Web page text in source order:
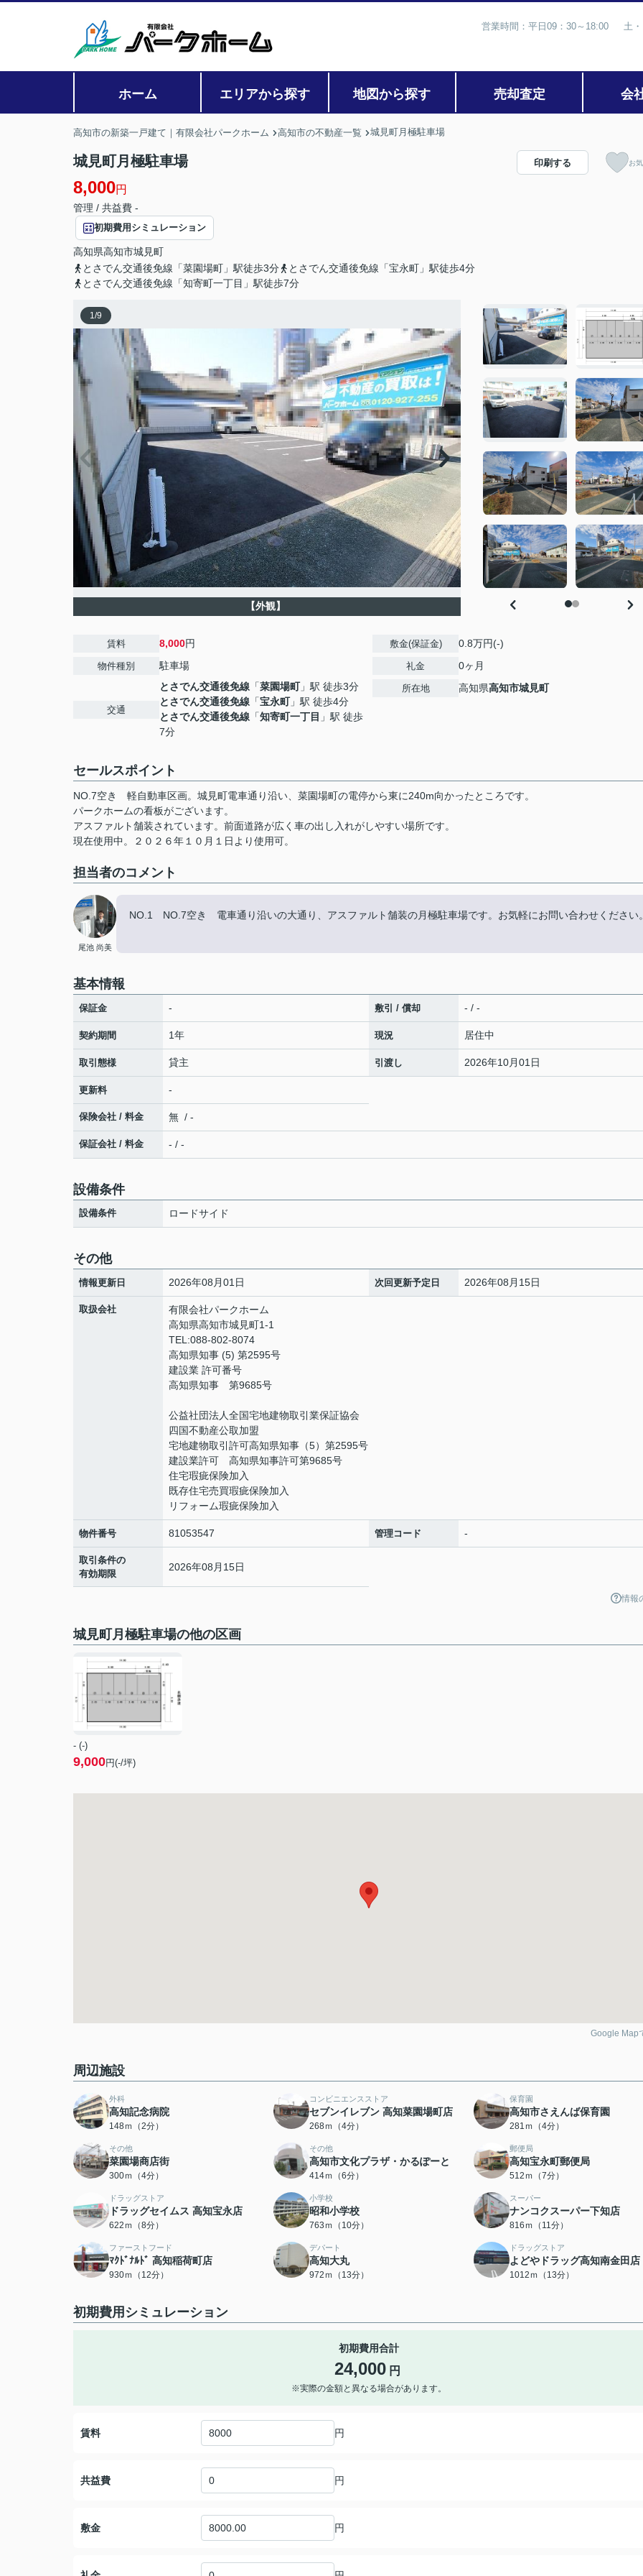
営業時間：平日09：30～18:00 土
ホーム エリアから探す 地図から探す 売却査定 会
高知市の新築一戸建て｜有限会社パークホーム 高知市の不動産一覧 城見町月極駐車場
城見町月極駐車場
8,000円
管理 / 共益費 -
初期費用シミュレーション
高知県高知市城見町
とさでん交通後免線「菜園場町」駅徒歩3分
とさでん交通後免線「宝永町」駅徒歩4分
とさでん交通後免線「知寄町一丁目」駅徒歩7分
印刷する お
1/9
【外観】
賃料 8,000円
物件種別 駐車場
交通
とさでん交通後免線 「菜園場町」駅 徒歩3分
とさでん交通後免線 「宝永町」駅 徒歩4分
とさでん交通後免線 「知寄町一丁目 」駅 徒歩
7分
敷金(保証金) 0.8万円(-)
礼金 0ヶ月
所在地 高知県高知市城見町
セールスポイント
NO.7空き 軽自動車区画。城見町電車通り沿い、菜園場町の電停から東に240m向かったところです。
パークホームの看板がございます。
アスファルト舗装されています。前面道路が広く車の出し入れがしやすい場所です。
現在使用中。２０２６年１０月１日より使用可。
担当者のコメント
尾池 尚美
NO.1 NO.7空き 電車通り沿いの大通り、アスファルト舗装の月極駐車場です。お気軽にお問い合わせください
基本情報
保証金 - 敷引 / 償却 - / -
契約期間 1年 現況 居住中
取引態様 貸主 引渡し 2026年10月01日
更新料 -
保険会社 / 料金 無 / -
保証会社 / 料金 - / -
設備条件
設備条件 ロードサイド
その他
情報更新日 2026年08月01日 次回更新予定日 2026年08月15日
取扱会社
有限会社パークホーム
高知県高知市城見町1-1
TEL:088-802-8074
高知県知事 (5) 第2595号
建設業 許可番号
高知県知事 第9685号
公益社団法人全国宅地建物取引業保証協会
四国不動産公取加盟
宅地建物取引許可高知県知事（5）第2595号
建設業許可 高知県知事許可第9685号
住宅瑕疵保険加入
既存住宅売買瑕疵保険加入
リフォーム瑕疵保険加入
物件番号 81053547 管理コード -
取引条件の
有効期限
2026年08月15日
情報
城見町月極駐車場の他の区画
- (-)
9,000円(-/坪)
Google Map
周辺施設
外科
高知記念病院
148ｍ（2分）
コンビニエンスストア
セブンイレブン 高知菜園場町店
268ｍ（4分）
保育園
高知市さえんば保育園
281ｍ（4分）
その他
菜園場商店街
300ｍ（4分）
その他
高知市文化プラザ・かるぽーと
414ｍ（6分）
郵便局
高知宝永町郵便局
512ｍ（7分）
ドラッグストア
ドラッグセイムス 高知宝永店
622ｍ（8分）
小学校
昭和小学校
763ｍ（10分）
スーパー
ナンコクスーパー下知店
816ｍ（11分）
ファーストフード
ﾏｸﾄﾞﾅﾙﾄﾞ 高知稲荷町店
930ｍ（12分）
デパート
高知大丸
972ｍ（13分）
ドラッグストア
よどやドラッグ高知南金田店
1012ｍ（13分）
初期費用シミュレーション
初期費用合計
24,000 円
※実際の金額と異なる場合があります。
賃料 円
共益費 円
敷金 円